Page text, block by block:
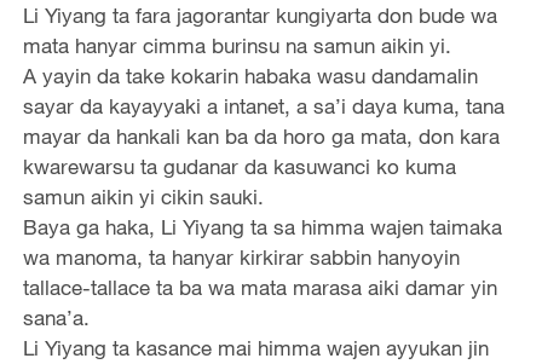
Li Yiyang ta fara jagorantar kungiyarta don bude wa
mata hanyar cimma burinsu na samun aikin yi.
A yayin da take kokarin habaka wasu dandamalin
sayar da kayayyaki a intanet, a sa’i daya kuma, tana
mayar da hankali kan ba da horo ga mata, don kara
kwarewarsu ta gudanar da kasuwanci ko kuma
samun aikin yi cikin sauki.
Baya ga haka, Li Yiyang ta sa himma wajen taimaka
wa manoma, ta hanyar kirkirar sabbin hanyoyin
tallace-tallace ta ba wa mata marasa aiki damar yin
sana’a.
Li Yiyang ta kasance mai himma wajen ayyukan jin